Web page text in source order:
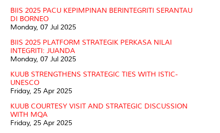
BIIS 2025 PACU KEPIMPINAN BERINTEGRITI SERANTAU
DI BORNEO
Monday, 07 Jul 2025
BIIS 2025 PLATFORM STRATEGIK PERKASA NILAI
INTEGRITI: JUANDA
Monday, 07 Jul 2025
KUUB STRENGTHENS STRATEGIC TIES WITH ISTIC-
UNESCO
Friday, 25 Apr 2025
KUUB COURTESY VISIT AND STRATEGIC DISCUSSION
WITH MQA
Friday, 25 Apr 2025